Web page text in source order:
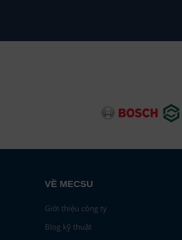
Đường kính
Nhiệt độ làm việc
VỀ MECSU
Giới thiệu công ty
Blog kỹ thuật